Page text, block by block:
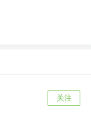
关注